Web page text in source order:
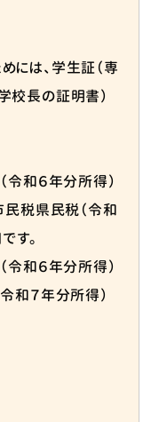
は、学生証（専
校長の証明書）
令和６年分所得）
民税県民税（令和
す。
令和６年分所得）
和７年分所得）